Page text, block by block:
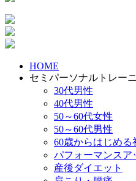
HOME
セミパーソナルトレー
30代男性
40代男性
50～60代女性
50～60代男性
60歳からはじめ
パフォーマンスア
産後ダイエット